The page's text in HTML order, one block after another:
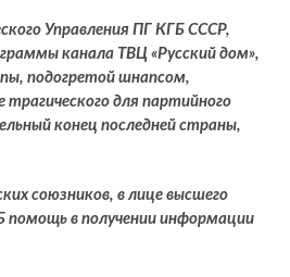
Управления ПГ КГБ СССР,
канала ТВЦ «Русский дом»,
подогретой шнапсом,
трагического для партийного
конец последней страны,
союзников, в лице высшего
помощь в получении информации